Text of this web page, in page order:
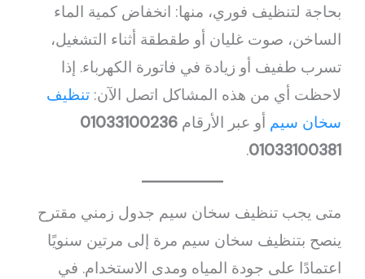
بحاجة لتنظيف فوري، منها: انخفاض كمية الماء
الساخن، صوت غليان أو طقطقة أثناء التشغيل،
تسرب طفيف أو زيادة في فاتورة الكهرباء. إذا
لاحظت أي من هذه المشاكل اتصل الآن:تنظيف
سخان سيم أو عبر الأرقام01033100236
01033100381
.
متى يجب تنظيف سخان سيم جدول زمني مقترح
ينصح بتنظيف سخان سيم مرة إلى مرتين سنويًا
اعتمادًا على جودة المياه ومدى الاستخدام. في